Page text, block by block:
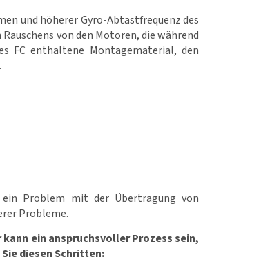
und höherer Gyro-Abtastfrequenz des
von den Motoren, die während
FC enthaltene Montagematerial, den
Problem mit der Übertragung von
Probleme.
ein anspruchsvoller Prozess sein,
diesen Schritten: